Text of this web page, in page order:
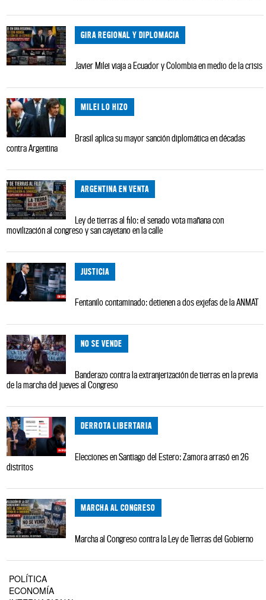
GIRA REGIONAL Y DIPLOMACIA
Javier Milei viaja a Ecuador y Colombia en medio de la crisis
MILEI LO HIZO
Brasil aplica su mayor sanción diplomática en décadas
contra Argentina
ARGENTINA EN VENTA
Ley de tierras al filo: el senado vota mañana con
movilización al congreso y san cayetano en la calle
JUSTICIA
Fentanilo contaminado: detienen a dos exjefas de la ANMAT
NO SE VENDE
Banderazo contra la extranjerización de tierras en la previa
de la marcha del jueves al Congreso
DERROTA LIBERTARIA
Elecciones en Santiago del Estero: Zamora arrasó en 26
distritos
MARCHA AL CONGRESO
Marcha al Congreso contra la Ley de Tierras del Gobierno
POLÍTICA
ECONOMÍA